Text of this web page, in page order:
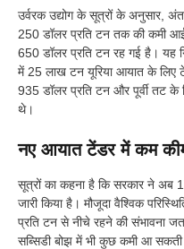
उर्वरक उद्योग के सूत्रों के अनुसार,
250 डॉलर प्रति टन तक की कमी
650 डॉलर प्रति टन रह गई है। यह
में 25 लाख टन यूरिया आयात के लिए
935 डॉलर प्रति टन और पूर्वी तट के
थे।
नए आयात टेंडर में कम
सूत्रों का कहना है कि सरकार ने अब
जारी किया है। मौजूदा वैश्विक
प्रति टन से नीचे रहने की संभावना
सब्सिडी बोझ में भी कुछ कमी आ